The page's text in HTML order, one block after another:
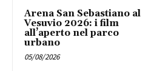
Arena San Sebastiano al
Vesuvio 2026: i film
all’aperto nel parco
urbano
05/08/2026